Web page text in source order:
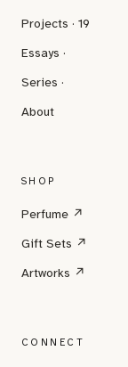
Projects · 19
Essays ·
Series ·
About
SHOP
Perfume ↗
Gift Sets ↗
Artworks ↗
CONNECT